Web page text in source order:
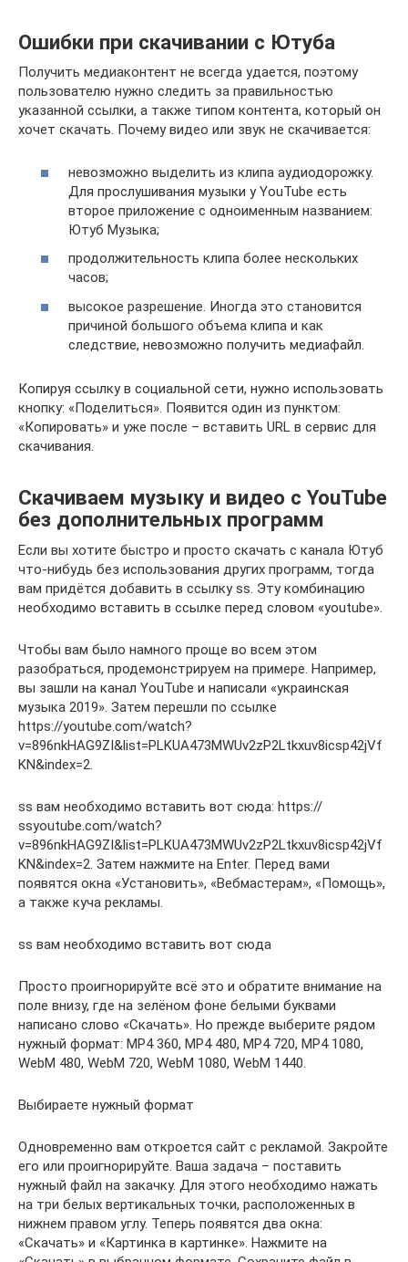
Ошибки при скачивании с Ютуба
Получить медиаконтент не всегда удается, поэтому
пользователю нужно следить за правильностью
указанной ссылки, а также типом контента, который он
хочет скачать. Почему видео или звук не скачивается:
невозможно выделить из клипа аудиодорожку.
Для прослушивания музыки у YouTube есть
второе приложение с одноименным названием:
Ютуб Музыка;
продолжительность клипа более нескольких
часов;
высокое разрешение. Иногда это становится
причиной большого объема клипа и как
следствие, невозможно получить медиафайл.
Копируя ссылку в социальной сети, нужно использовать
кнопку: «Поделиться». Появится один из пунктом:
«Копировать» и уже после – вставить URL в сервис для
скачивания.
Скачиваем музыку и видео с YouTube
без дополнительных программ
Если вы хотите быстро и просто скачать с канала Ютуб
что-нибудь без использования других программ, тогда
вам придётся добавить в ссылку ss. Эту комбинацию
необходимо вставить в ссылке перед словом «youtube».
Чтобы вам было намного проще во всем этом
разобраться, продемонстрируем на примере. Например,
вы зашли на канал YouTube и написали «украинская
музыка 2019». Затем перешли по ссылке
https://youtube.com/watch?
v=896nkHAG9ZI&list=PLKUA473MWUv2zP2Ltkxuv8icsp42jVf
KN&index=2.
ss вам необходимо вставить вот сюда: https://
ssyoutube.com/watch?
v=896nkHAG9ZI&list=PLKUA473MWUv2zP2Ltkxuv8icsp42jVf
KN&index=2. Затем нажмите на Enter. Перед вами
появятся окна «Установить», «Вебмастерам», «Помощь»,
а также куча рекламы.
ss вам необходимо вставить вот сюда
Просто проигнорируйте всё это и обратите внимание на
поле внизу, где на зелёном фоне белыми буквами
написано слово «Скачать». Но прежде выберите рядом
нужный формат: МР4 360, МР4 480, МР4 720, МР4 1080,
WebM 480, WebM 720, WebM 1080, WebM 1440.
Выбираете нужный формат
Одновременно вам откроется сайт с рекламой. Закройте
его или проигнорируйте. Ваша задача – поставить
нужный файл на закачку. Для этого необходимо нажать
на три белых вертикальных точки, расположенных в
нижнем правом углу. Теперь появятся два окна:
«Скачать» и «Картинка в картинке». Нажмите на